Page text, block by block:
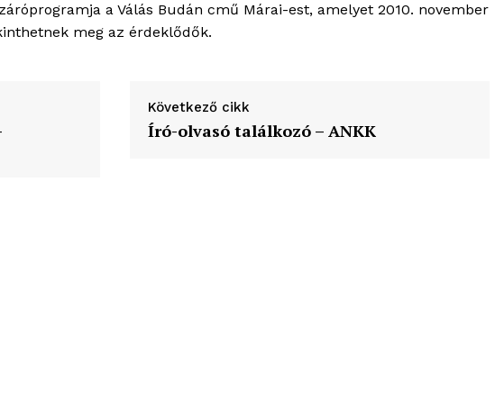
szubjektív
bSZ fiók
a Válás Budán cmű Márai-est, amelyet 2010. november
meg az érdeklődők.
Következő cikk
Író-olvasó találkozó – ANKK